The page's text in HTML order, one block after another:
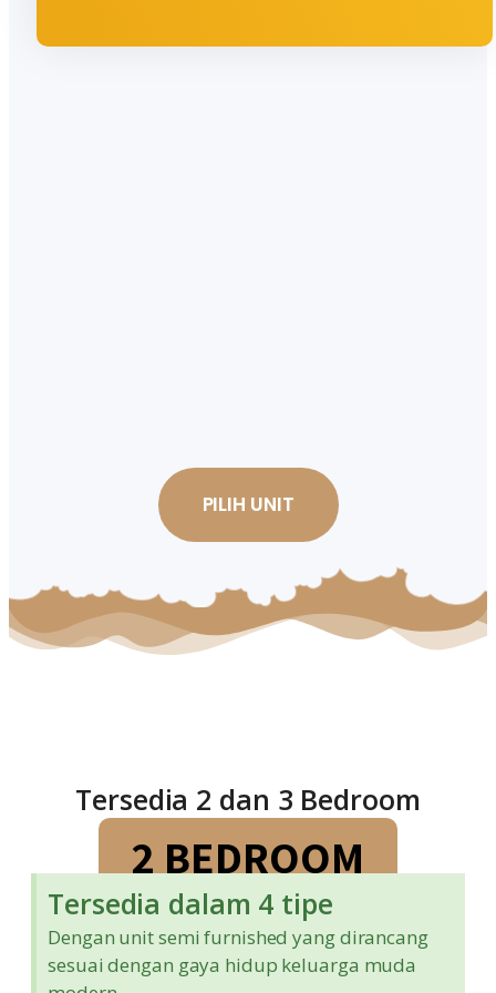
PILIH UNIT
Tersedia 2 dan 3 Bedroom
2 BEDROOM
Tersedia dalam 4 tipe
Dengan unit semi furnished yang dirancang
sesuai dengan gaya hidup keluarga muda